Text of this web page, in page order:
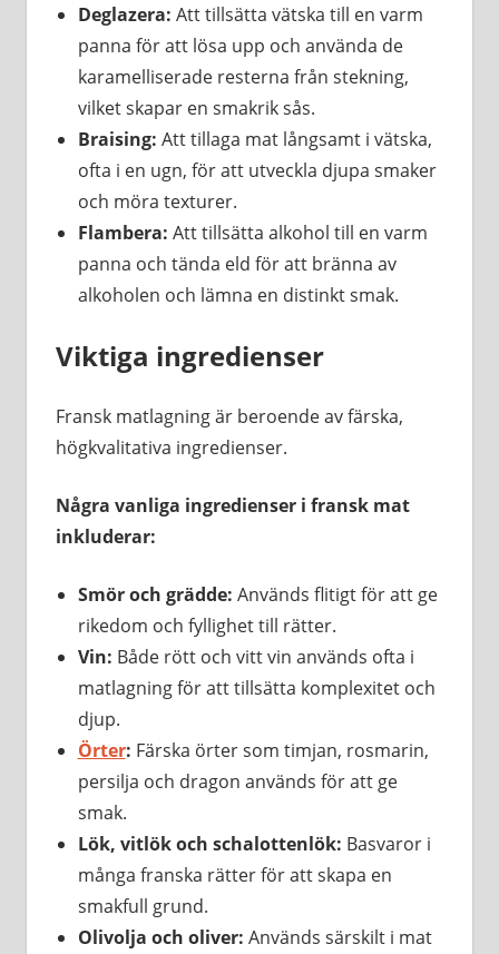
Deglazera: Att tillsätta vätska till en varm
panna för att lösa upp och använda de
karamelliserade resterna från stekning,
vilket skapar en smakrik sås.
Braising: Att tillaga mat långsamt i vätska,
ofta i en ugn, för att utveckla djupa smaker
och möra texturer.
Flambera: Att tillsätta alkohol till en varm
panna och tända eld för att bränna av
alkoholen och lämna en distinkt smak.
Viktiga ingredienser
Fransk matlagning är beroende av färska,
högkvalitativa ingredienser.
Några vanliga ingredienser i fransk mat
inkluderar:
Smör och grädde: Används flitigt för att ge
rikedom och fyllighet till rätter.
Vin: Både rött och vitt vin används ofta i
matlagning för att tillsätta komplexitet och
djup.
Örter: Färska örter som timjan, rosmarin,
persilja och dragon används för att ge
smak.
Lök, vitlök och schalottenlök: Basvaror i
många franska rätter för att skapa en
smakfull grund.
Olivolja och oliver: Används särskilt i mat